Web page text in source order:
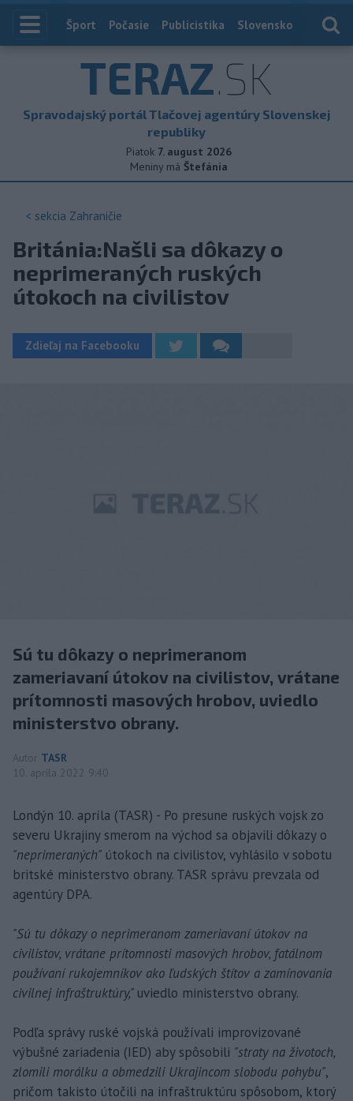
Index
Šport Počasie Publicistika Slovensko
TERAZ.SK
Spravodajský portál Tlačovej agentúry Slovenskej
republiky
Piatok 7. august 2026
Meniny má Štefánia
< sekcia Zahraničie
Británia:Našli sa dôkazy o
neprimeraných ruských
útokoch na civilistov
Zdieľaj na Facebooku
Sú tu dôkazy o neprimeranom
zameriavaní útokov na civilistov, vrátane
prítomnosti masových hrobov, uviedlo
ministerstvo obrany.
Autor TASR
10. apríla 2022 9:40
Londýn 10. apríla (TASR) - Po presune ruských vojsk zo
severu Ukrajiny smerom na východ sa objavili dôkazy o
"neprimeraných" útokoch na civilistov, vyhlásilo v sobotu
britské ministerstvo obrany. TASR správu prevzala od
agentúry DPA.
"Sú tu dôkazy o neprimeranom zameriavaní útokov na
civilistov, vrátane prítomnosti masových hrobov, fatálnom
používaní rukojemníkov ako ľudských štítov a zamínovania
civilnej infraštruktúry," uviedlo ministerstvo obrany.
Podľa správy ruské vojská používali improvizované
výbušné zariadenia (IED) aby spôsobili "straty na životoch,
zlomili morálku a obmedzili Ukrajincom slobodu pohybu",
pričom takisto útočili na infraštruktúru spôsobom, ktorý